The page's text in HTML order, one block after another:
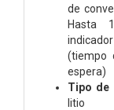
de
Hasta
(tiempo
espera)
Tipo de
litio